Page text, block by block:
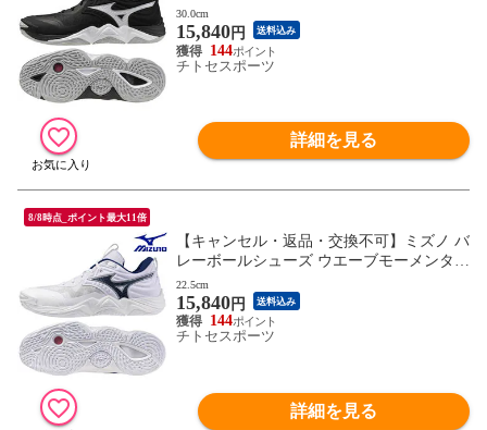
ELITE V1GA251254 ユニセックス 2025AW
RFCL
30.0cm
15,840円 送料込み
144
チトセスポーツ
詳細を見る
8/8時点_ポイント最大11倍
【キャンセル・返品・交換不可】ミズノ バ
レーボールシューズ ウエーブモーメンタム
ELITE V1GA251255 ユニセックス 2025AW
RFCL
22.5cm
15,840円 送料込み
144
チトセスポーツ
詳細を見る